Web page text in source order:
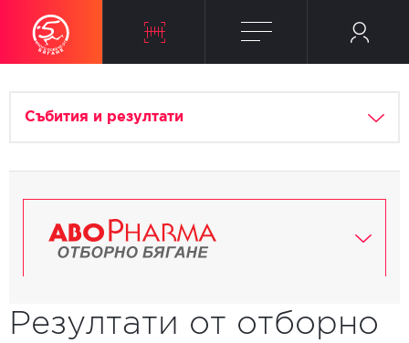
Събития и резултати
Резултати от отборно